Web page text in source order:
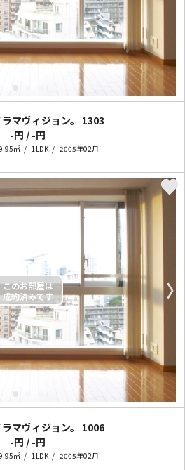
マヴィジョン。
1303
-円 / -円
㎡ 1LDK 2005年02月
〉
マヴィジョン。
1006
-円 / -円
㎡ 1LDK 2005年02月